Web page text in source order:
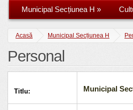
Municipal Secțiunea H »
Acasă Municipal Secțiunea H
Personal
Titlu: Municipal